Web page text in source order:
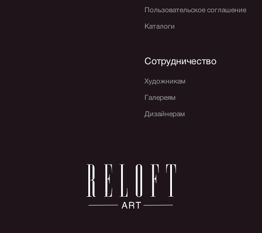
Пользовательское соглашение
Каталоги
Сотрудничество
Художникам
Галереям
Дизайнерам